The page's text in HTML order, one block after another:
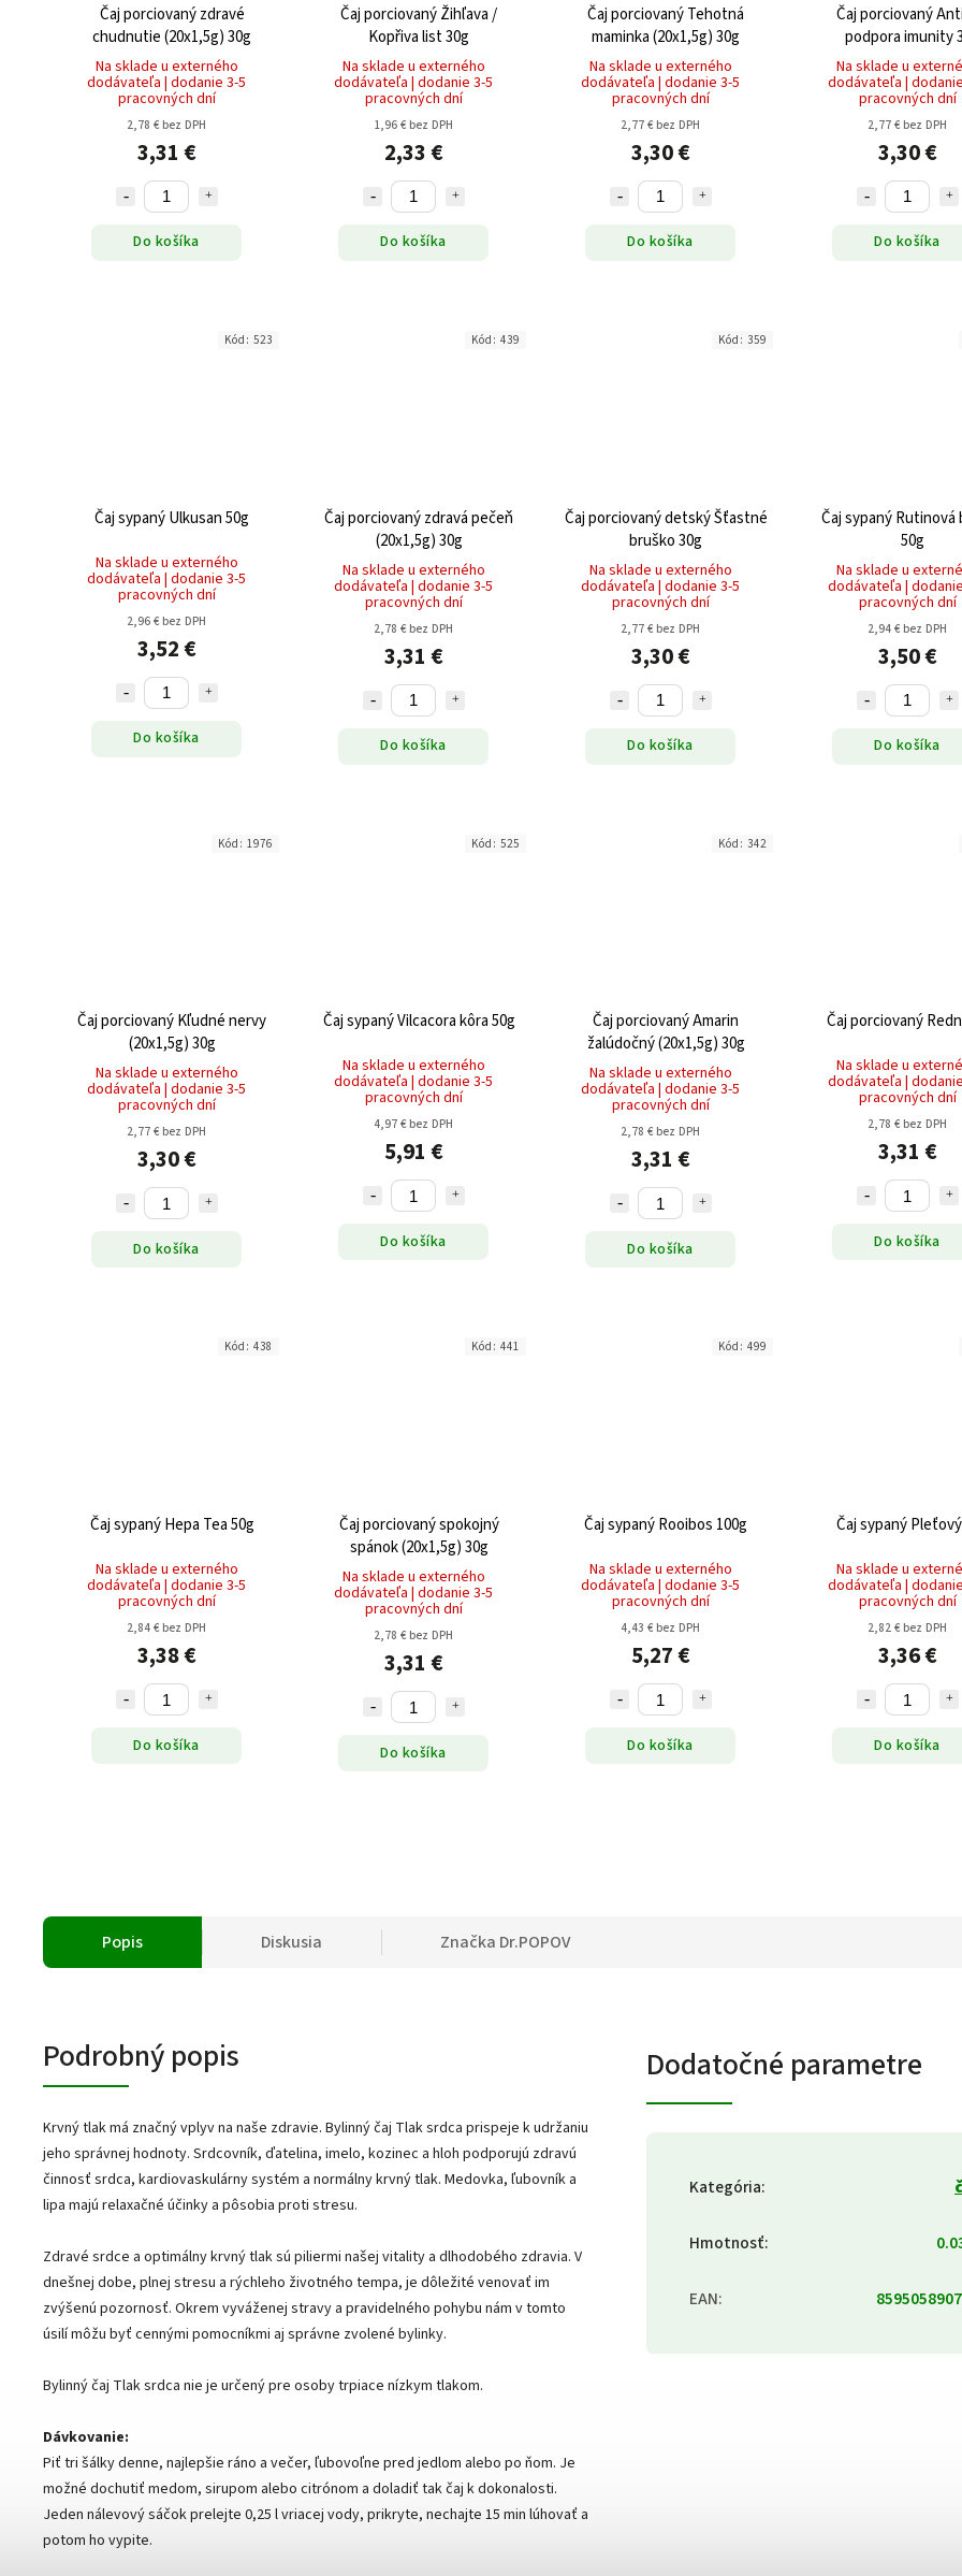
Čaj porciovaný zdravé
chudnutie (20x1,5g) 30g
Na sklade u externého
dodávateľa | dodanie 3-5
pracovných dní
2,78 € bez DPH
3,31 €
Do košíka
Čaj porciovaný Žihľava /
Kopřiva list 30g
Na sklade u externého
dodávateľa | dodanie 3-5
pracovných dní
1,96 € bez DPH
2,33 €
Do košíka
Čaj porciovaný Tehotná
maminka (20x1,5g) 30g
Na sklade u externého
dodávateľa | dodanie 3-5
pracovných dní
2,77 € bez DPH
3,30 €
Do košíka
Čaj porciovaný
podpora imunity
Na sklade u
dodávateľa |
pracovných dní
2,77 € bez DPH
3,30 €
Do košíka
Čaj sypaný Ulkusan 50g
Na sklade u externého
dodávateľa | dodanie 3-5
pracovných dní
2,96 € bez DPH
3,52 €
Do košíka
Kód: 523
Čaj porciovaný zdravá pečeň
(20x1,5g) 30g
Na sklade u externého
dodávateľa | dodanie 3-5
pracovných dní
2,78 € bez DPH
3,31 €
Do košíka
Kód: 439
Čaj porciovaný detský Šťastné
bruško 30g
Na sklade u externého
dodávateľa | dodanie 3-5
pracovných dní
2,77 € bez DPH
3,30 €
Do košíka
Kód: 359
Čaj sypaný Rutinová
50g
Na sklade u
dodávateľa |
pracovných dní
2,94 € bez DPH
3,50 €
Do košíka
Čaj porciovaný Kľudné nervy
(20x1,5g) 30g
Na sklade u externého
dodávateľa | dodanie 3-5
pracovných dní
2,77 € bez DPH
3,30 €
Do košíka
Kód: 1976
Čaj sypaný Vilcacora kôra 50g
Na sklade u externého
dodávateľa | dodanie 3-5
pracovných dní
4,97 € bez DPH
5,91 €
Do košíka
Kód: 525
Čaj porciovaný Amarin
žalúdočný (20x1,5g) 30g
Na sklade u externého
dodávateľa | dodanie 3-5
pracovných dní
2,78 € bez DPH
3,31 €
Do košíka
Kód: 342
Čaj porciovaný
Na sklade u
dodávateľa |
pracovných dní
2,78 € bez DPH
3,31 €
Do košíka
Čaj sypaný Hepa Tea 50g
Na sklade u externého
dodávateľa | dodanie 3-5
pracovných dní
2,84 € bez DPH
3,38 €
Do košíka
Kód: 438
Čaj porciovaný spokojný
spánok (20x1,5g) 30g
Na sklade u externého
dodávateľa | dodanie 3-5
pracovných dní
2,78 € bez DPH
3,31 €
Do košíka
Kód: 441
Čaj sypaný Rooibos 100g
Na sklade u externého
dodávateľa | dodanie 3-5
pracovných dní
4,43 € bez DPH
5,27 €
Do košíka
Kód: 499
Čaj sypaný
Na sklade u
dodávateľa |
pracovných dní
2,82 € bez DPH
3,36 €
Do košíka
Popis Diskusia Značka Dr.POPOV
Podrobný popis
Krvný tlak má značný vplyv na naše zdravie. Bylinný čaj Tlak srdca prispeje k udržaniu
jeho správnej hodnoty. Srdcovník, ďatelina, imelo, kozinec a hloh podporujú zdravú
činnosť srdca, kardiovaskulárny systém a normálny krvný tlak. Medovka, ľubovník a
lipa majú relaxačné účinky a pôsobia proti stresu.
Zdravé srdce a optimálny krvný tlak sú piliermi našej vitality a dlhodobého zdravia. V
dnešnej dobe, plnej stresu a rýchleho životného tempa, je dôležité venovať im
zvýšenú pozornosť. Okrem vyváženej stravy a pravidelného pohybu nám v tomto
úsilí môžu byť cennými pomocníkmi aj správne zvolené bylinky.
Bylinný čaj Tlak srdca nie je určený pre osoby trpiace nízkym tlakom.
Dávkovanie:
Piť tri šálky denne, najlepšie ráno a večer, ľubovoľne pred jedlom alebo po ňom. Je
možné dochutiť medom, sirupom alebo citrónom a doladiť tak čaj k dokonalosti.
Jeden nálevový sáčok prelejte 0,25 l vriacej vody, prikryte, nechajte 15 min lúhovať a
potom ho vypite.
Dodatočné parametre
Kategória:
Hmotnosť:
EAN: